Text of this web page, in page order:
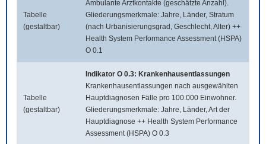
Tabelle
(gestaltbar)
Ambulante Arztkontakte (geschätzte Anzahl).
Gliederungsmerkmale: Jahre, Länder, Stratum
(nach Urbanisierungsgrad, Geschlecht, Alter) ++
Health System Performance Assessment (HSPA)
O 0.1
Tabelle
(gestaltbar)
Indikator O 0.3: Krankenhausentlassungen
Krankenhausentlassungen nach ausgewählten
Hauptdiagnosen Fälle pro 100.000 Einwohner.
Gliederungsmerkmale: Jahre, Länder, Art der
Hauptdiagnose ++ Health System Performance
Assessment (HSPA) O 0.3